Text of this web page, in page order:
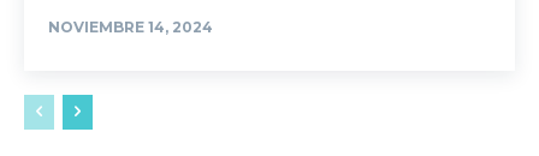
NOVIEMBRE 14, 2024